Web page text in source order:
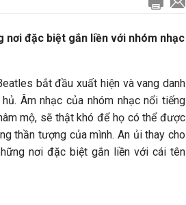
nơi đặc biệt gắn liền với nhóm nhạc
bắt đầu xuất hiện và vang danh
Âm nhạc của nhóm nhạc nổi tiếng
mộ, sẽ thật khó để họ có thể được
thần tượng của mình. An ủi thay cho
nơi đặc biệt gắn liền với cái tên